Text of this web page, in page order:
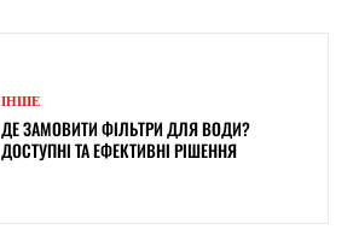
ІНШЕ
ДЕ ЗАМОВИТИ ФІЛЬТРИ ДЛЯ ВОДИ?
ДОСТУПНІ ТА ЕФЕКТИВНІ РІШЕННЯ